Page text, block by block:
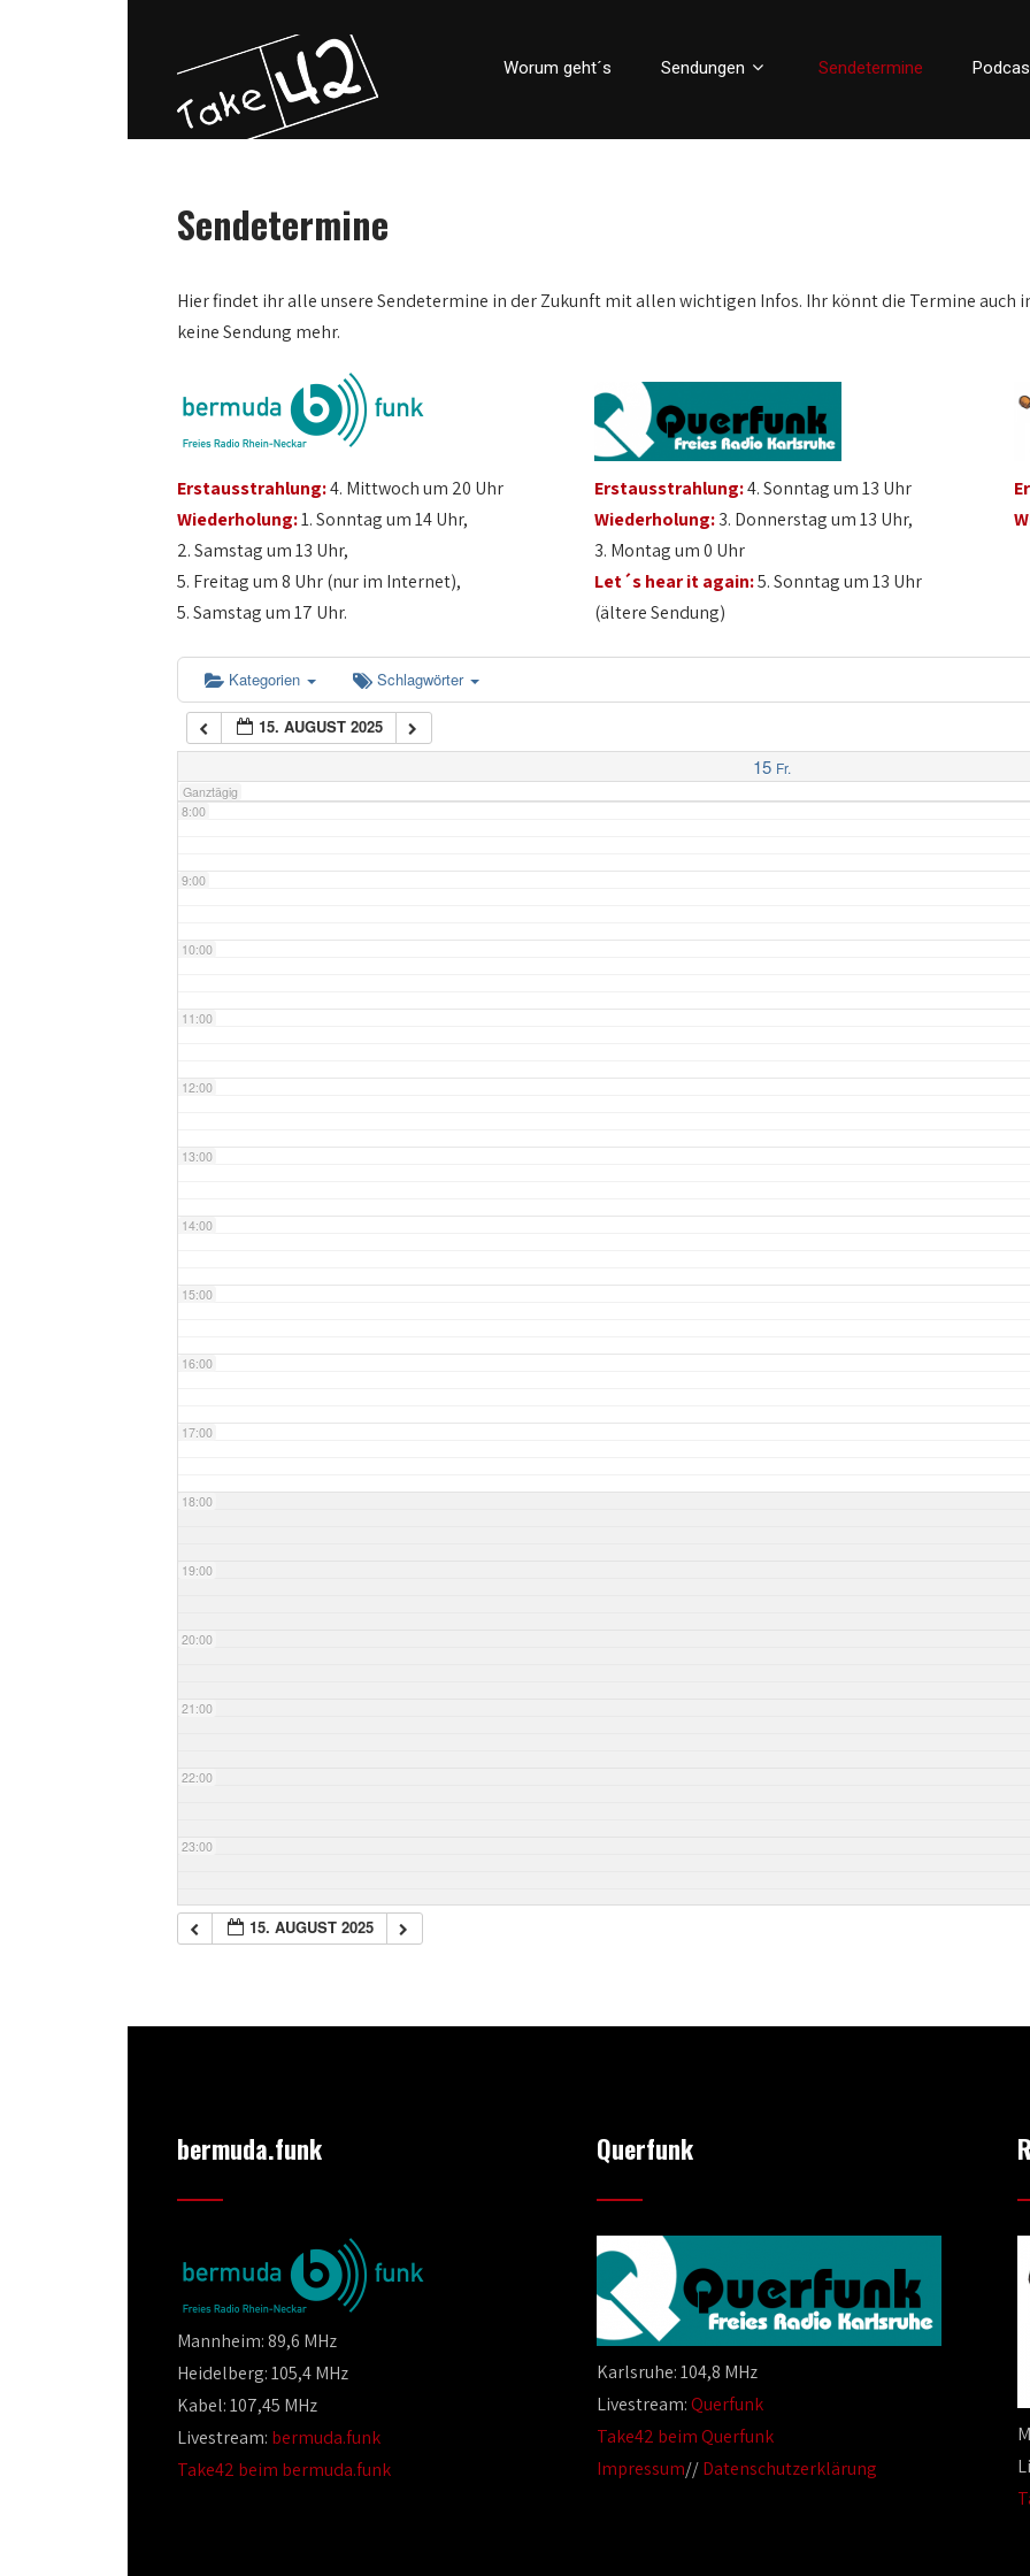
Worum geht´s Sendungen Sendetermine
Sendetermine
Hier findet ihr alle unsere Sendetermine in der Zukunft mit allen wichtigen Infos. Ihr könnt die Termine auch
keine Sendung mehr.
Erstausstrahlung:4. Mittwoch um 20 Uhr
Wiederholung:1. Sonntag um 14 Uhr,
2. Samstag um 13 Uhr,
5. Freitag um 8 Uhr (nur im Internet),
5. Samstag um 17 Uhr.
Erstausstrahlung:4. Sonntag um 13 Uhr
Wiederholung:3. Donnerstag um 13 Uhr,
3. Montag um 0 Uhr
Let´s hear it again:5. Sonntag um 13 Uhr
(ältere Sendung)
Kategorien Schlagwörter
15. AUGUST 2025
15 Fr.
Ganztägig
1:00
2:00
5:00
6:00
7:00
8:00
9:00
10:00
11:00
12:00
13:00
14:00
15:00
16:00
17:00
18:00
19:00
20:00
21:00
22:00
23:00
15. AUGUST 2025
bermuda.funk
Mannheim: 89,6 MHz
Heidelberg: 105,4 MHz
Kabel: 107,45 MHz
Livestream: bermuda.funk
Take42 beim bermuda.funk
Querfunk
Karlsruhe: 104,8 MHz
Livestream:Querfunk
Take42 beim Querfunk
Impressum//Datenschutzerklärung